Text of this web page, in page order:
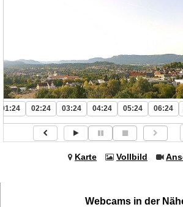
01:24 02:24 03:24 04:24 05:24 06:24
Karte Vollbild
Webcams in der